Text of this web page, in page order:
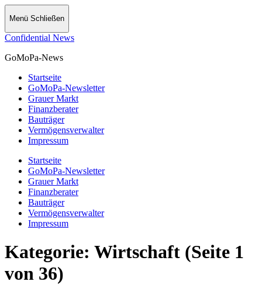
Menü Schließen
Confidential News
GoMoPa-News
Startseite
GoMoPa-Newsletter
Grauer Markt
Finanzberater
Bauträger
Vermögensverwalter
Impressum
Startseite
GoMoPa-Newsletter
Grauer Markt
Finanzberater
Bauträger
Vermögensverwalter
Impressum
Kategorie: Wirtschaft (Seite 1
von 36)